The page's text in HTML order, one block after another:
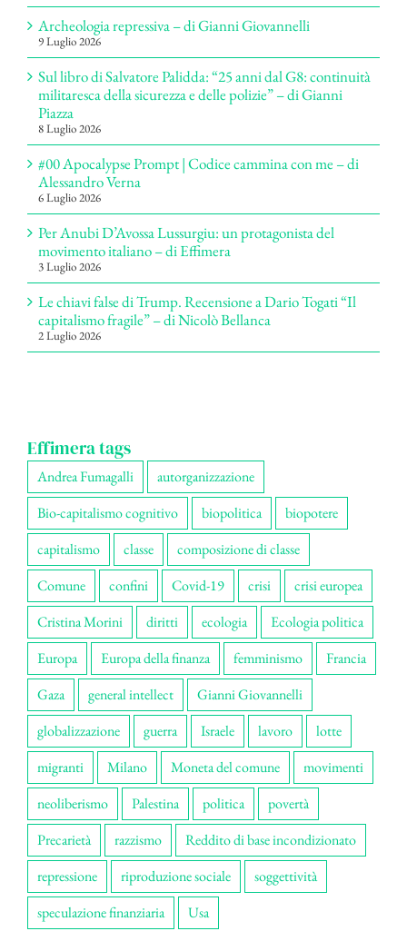
Archeologia repressiva – di Gianni Giovannelli
9 Luglio 2026
Sul libro di Salvatore Palidda: “25 anni dal G8: continuità
militaresca della sicurezza e delle polizie” – di Gianni
Piazza
8 Luglio 2026
#00 Apocalypse Prompt | Codice cammina con me – di
Alessandro Verna
6 Luglio 2026
Per Anubi D’Avossa Lussurgiu: un protagonista del
movimento italiano – di Effimera
3 Luglio 2026
Le chiavi false di Trump. Recensione a Dario Togati “Il
capitalismo fragile” – di Nicolò Bellanca
2 Luglio 2026
Effimera tags
Andrea Fumagalli
autorganizzazione
Bio-capitalismo cognitivo
biopolitica
biopotere
capitalismo
classe
composizione di classe
Comune
confini Covid-19 crisi
crisi europea
Cristina Morini
diritti ecologia
Ecologia politica
Europa
Europa della finanza femminismo
Francia
Gaza
general intellect
Gianni Giovannelli
globalizzazione
guerra Israele lavoro
lotte
migranti
Milano Moneta del comune
movimenti
neoliberismo
Palestina politica
povertà
Precarietà
razzismo
Reddito di base incondizionato
repressione
riproduzione sociale
soggettività
speculazione finanziaria
Usa